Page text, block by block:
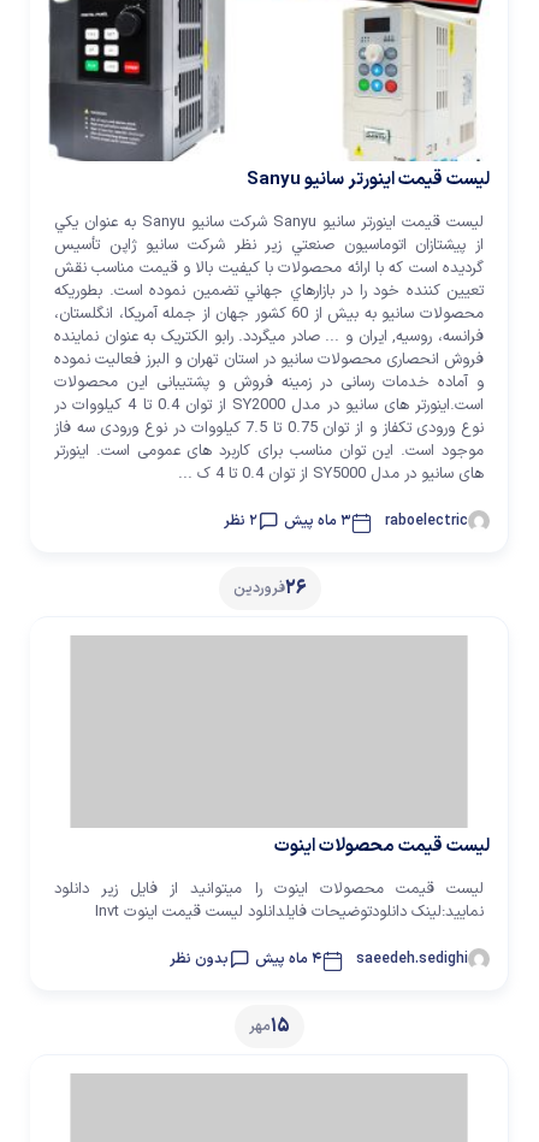
لیست قیمت اینورتر سانیو Sanyu
لیست قیمت اینورتر سانیو Sanyu شرکت سانيو Sanyu به عنوان يکي
از پيشتازان اتوماسيون صنعتي زیر نظر شرکت سانيو ژاپن تأسيس
گرديده است که با ارائه محصولات با کيفيت بالا و قيمت مناسب نقش
تعيين کننده خود را در بازارهاي جهاني تضمين نموده است. بطوريکه
محصولات سانيو به بيش از 60 کشور جهان از جمله آمريکا، انگلستان،
فرانسه، روسيه, ایران و ... صادر مي­گردد. رابو الکتریک به عنوان نماینده
فروش انحصاری محصولات سانیو در استان تهران و البرز فعالیت نموده
و آماده خدمات رسانی در زمینه فروش و پشتیبانی این محصولات
است.اینورتر های سانیو در مدل SY2000 از توان 0.4 تا 4 کیلووات در
نوع ورودی تکفاز و از توان 0.75 تا 7.5 کیلووات در نوع ورودی سه فاز
موجود است. این توان مناسب برای کاربرد های عمومی است. اینورتر
های سانیو در مدل SY5000 از توان 0.4 تا 4 ک ...
raboelectric 3 ماه پیش 2 نظر
26فروردین
لیست قیمت محصولات اینوت
لیست قیمت محصولات اینوت را میتوانید از فایل زیر دانلود
نمایید:لینک دانلودتوضیحات فایلدانلود لیست قیمت اینوت Invt
saeedeh.sedighi 4 ماه پیش بدون نظر
15مهر